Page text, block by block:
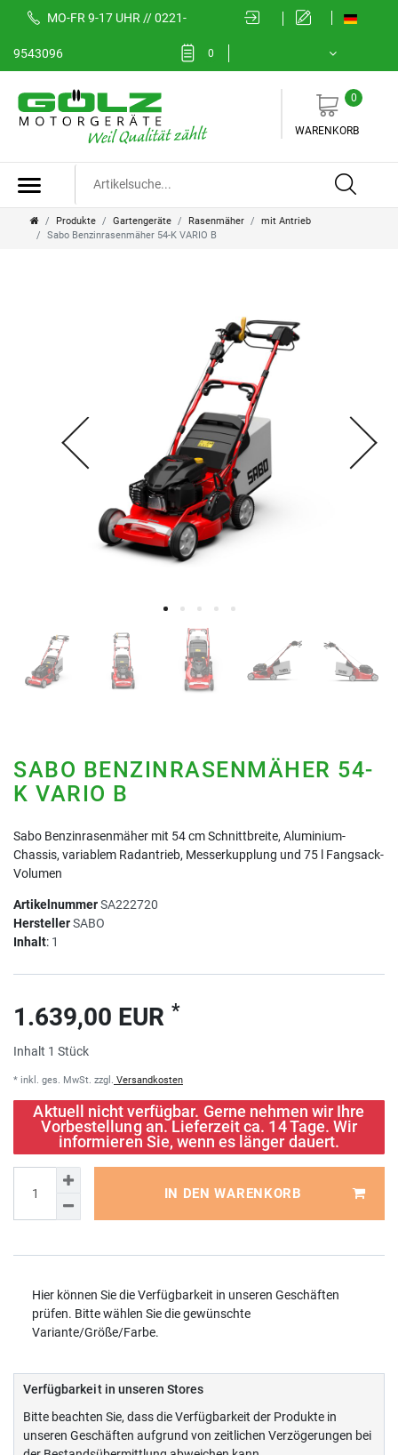
MO-FR 9-17 UHR // 0221-
9543096 0
0
WARENKORB
Produkte Gartengeräte Rasenmäher
mit Antrieb
Sabo Benzinrasenmäher 54-K VARIO B
SABO BENZINRASENMÄHER 54-
K VARIO B
Sabo Benzinrasenmäher mit 54 cm Schnittbreite, Aluminium-
Chassis, variablem Radantrieb, Messerkupplung und 75 l Fangsack-
Volumen
ArtikelnummerSA222720
HerstellerSABO
Inhalt: 1
1.639,00 EUR *
Inhalt 1 Stück
* inkl. ges. MwSt. zzgl. Versandkosten
Aktuell nicht verfügbar. Gerne nehmen wir Ihre
Vorbestellung an. Lieferzeit ca. 14 Tage. Wir
informieren Sie, wenn es länger dauert.
IN DEN WARENKORB
Hier können Sie die Verfügbarkeit in unseren Geschäften
prüfen. Bitte wählen Sie die gewünschte
Variante/Größe/Farbe.
Verfügbarkeit in unseren Stores
Bitte beachten Sie, dass die Verfügbarkeit der Produkte in
unseren Geschäften aufgrund von zeitlichen Verzögerungen bei